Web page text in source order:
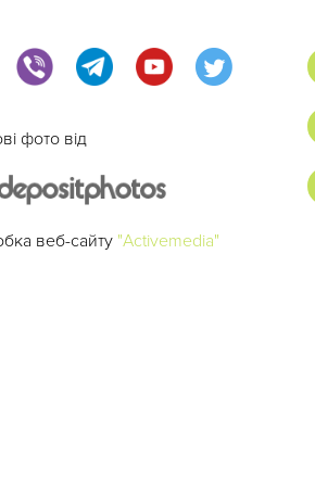
фото від
веб-сайту "Activemedia"